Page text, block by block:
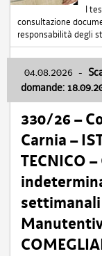
I
consultazione
responsabilità degli
04.08.2026 -
domande:
330/26 –
Carnia –
TECNICO
settimanali